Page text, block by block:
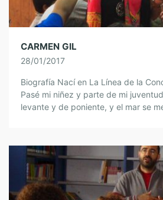
CARMEN GIL
28/01/2017
Biografía Nací en La Línea de la
Pasé mi niñez y parte de mi
levante y de poniente, y el mar se